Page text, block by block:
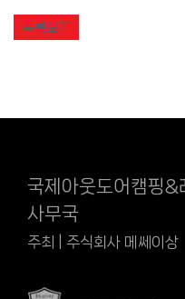
목록보기
국제아웃도어캠핑&
사무국
주최 | 주식회사 메쎄이상